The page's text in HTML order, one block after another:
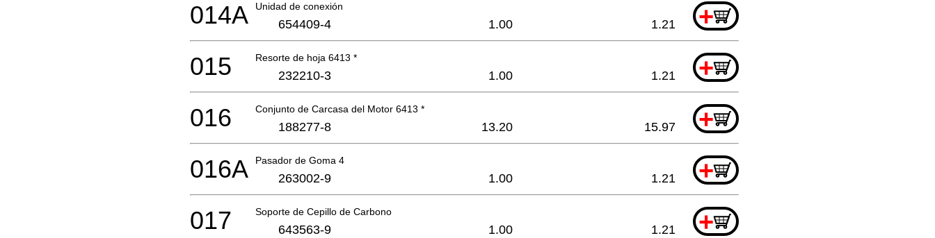
Unidad de conexión +
014A 654409-4 1.00 1.21
Resorte de hoja 6413 * +
015 232210-3 1.00 1.21
Conjunto de Carcasa del Motor 6413 * +
016 188277-8 13.20 15.97
Pasador de Goma 4 +
016A 263002-9 1.00 1.21
Soporte de Cepillo de Carbono +
017 643563-9 1.00 1.21